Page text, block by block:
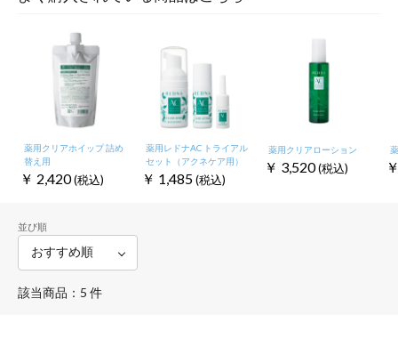
薬用クリアホイップ 詰め
替え用
￥ 2,420(税込)
薬用レドナAC トライアル
セット（アクネケア用）
￥ 1,485 (税込)
薬用クリアローション
￥ 3,520 (税込)
並び順
該当商品：5 件